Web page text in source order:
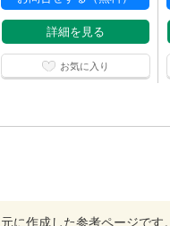
詳細を見る
お気に入り
に作成した参考ページです。